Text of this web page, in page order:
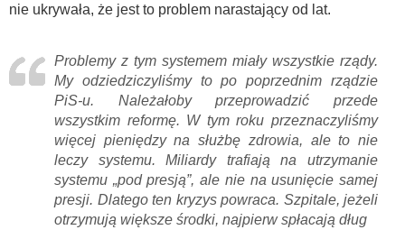
nie ukrywała, że jest to problem narastający od lat.
Problemy z tym systemem miały wszystkie rządy.
My odziedziczyliśmy to po poprzednim rządzie
PiS-u. Należałoby przeprowadzić przede
wszystkim reformę. W tym roku przeznaczyliśmy
więcej pieniędzy na służbę zdrowia, ale to nie
leczy systemu. Miliardy trafiają na utrzymanie
systemu „pod presją”, ale nie na usunięcie samej
presji. Dlatego ten kryzys powraca. Szpitale, jeżeli
otrzymują większe środki, najpierw spłacają dług